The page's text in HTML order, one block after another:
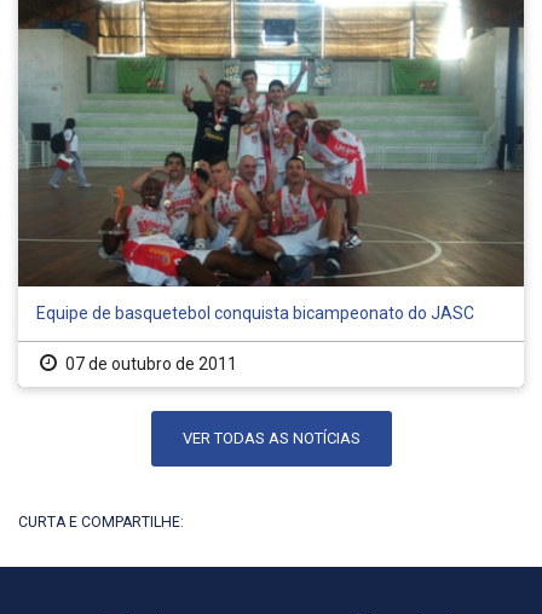
Equipe de basquetebol conquista bicampeonato do JASC
07 de outubro de 2011
VER TODAS AS NOTÍCIAS
CURTA E COMPARTILHE: